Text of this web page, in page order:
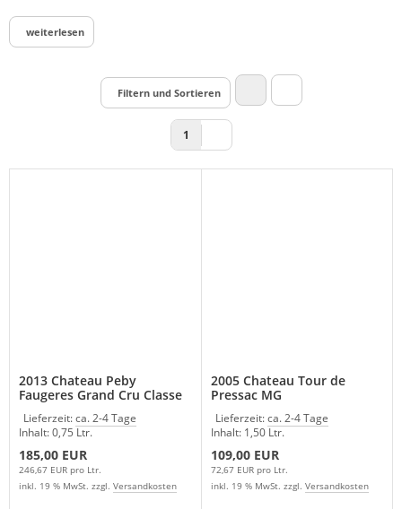
weiterlesen
Filtern und Sortieren
1
2013 Chateau Peby
Faugeres Grand Cru Classe
Lieferzeit:ca. 2-4 Tage
Inhalt: 0,75 Ltr.
185,00 EUR
246,67 EUR pro Ltr.
inkl. 19 % MwSt. zzgl. Versandkosten
2005 Chateau Tour de
Pressac MG
Lieferzeit:ca. 2-4 Tage
Inhalt: 1,50 Ltr.
109,00 EUR
72,67 EUR pro Ltr.
inkl. 19 % MwSt. zzgl. Versandkosten